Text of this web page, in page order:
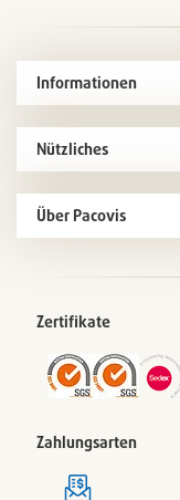
Informationen
Nützliches
Über Pacovis
Zertifikate
Zahlungsarten